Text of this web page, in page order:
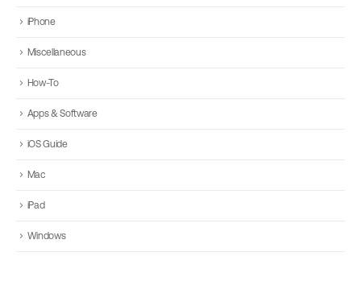
iPhone
Miscellaneous
How-To
Apps & Software
iOS Guide
Mac
iPad
Windows